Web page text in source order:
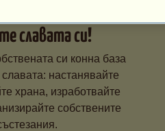
си база и
славата си!
си конна база
настанявайте
храна, изработвайте
собствените